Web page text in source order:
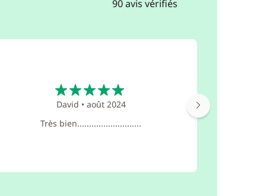
90 avis vérifiés
David • août 2024
Très bien...........................